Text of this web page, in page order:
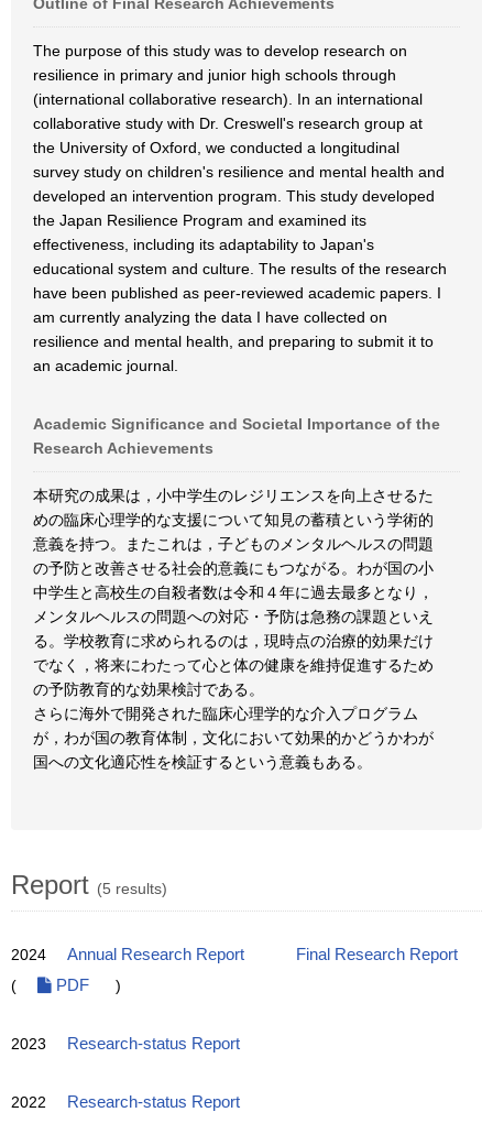
The purpose of this study was to develop research on
resilience in primary and junior high schools through
(international collaborative research). In an international
collaborative study with Dr. Creswell's research group at
the University of Oxford, we conducted a longitudinal
survey study on children's resilience and mental health and
developed an intervention program. This study developed
the Japan Resilience Program and examined its
effectiveness, including its adaptability to Japan's
educational system and culture. The results of the research
have been published as peer-reviewed academic papers. I
am currently analyzing the data I have collected on
resilience and mental health, and preparing to submit it to
an academic journal.
Academic Significance and Societal Importance of the
Research Achievements
本研究の成果は，小中学生のレジリエンスを向上させるた
めの臨床心理学的な支援について知見の蓄積という学術的
意義を持つ。またこれは，子どものメンタルヘルスの問題
の予防と改善させる社会的意義にもつながる。わが国の小
中学生と高校生の自殺者数は令和４年に過去最多となり，
メンタルヘルスの問題への対応・予防は急務の課題といえ
る。学校教育に求められるのは，現時点の治療的効果だけ
でなく，将来にわたって心と体の健康を維持促進するため
の予防教育的な効果検討である。
さらに海外で開発された臨床心理学的な介入プログラム
が，わが国の教育体制，文化において効果的かどうかわが
国への文化適応性を検証するという意義もある。
Report (5 results)
2024 Annual Research Report
Final Research Report
(
PDF )
2023 Research-status Report
2022 Research-status Report